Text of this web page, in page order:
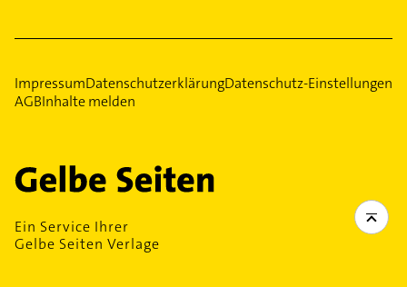
ImpressumDatenschutzerklärungDatenschutz-Einstellungen
AGBInhalte melden
Ein Service Ihrer
Gelbe Seiten Verlage